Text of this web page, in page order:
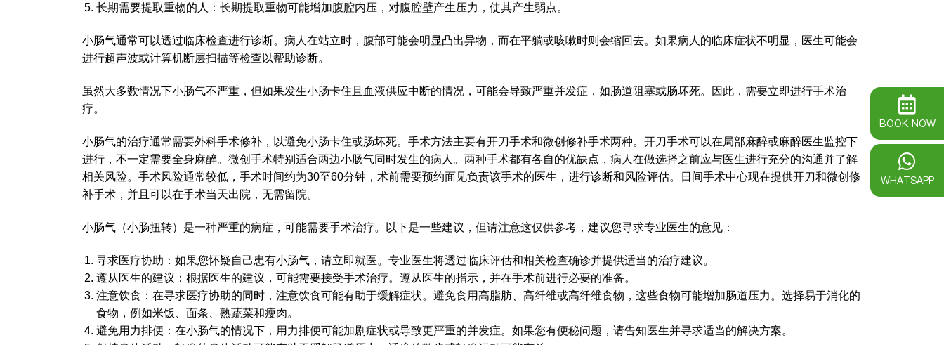
长期需要提取重物的人：长期提取重物可能增加腹腔内压，对腹腔壁产生压力，使其产生弱点。
小肠气通常可以透过临床检查进行诊断。病人在站立时，腹部可能会明显凸出异物，而在平躺或咳嗽时则会缩回去。如果病人的临床症状不明显，医生可能会
进行超声波或计算机断层扫描等检查以帮助诊断。
虽然大多数情况下小肠气不严重，但如果发生小肠卡住且血液供应中断的情况，可能会导致严重并发症，如肠道阻塞或肠坏死。因此，需要立即进行手术治
疗。
小肠气的治疗通常需要外科手术修补，以避免小肠卡住或肠坏死。手术方法主要有开刀手术和微创修补手术两种。开刀手术可以在局部麻醉或麻醉医生监控下
进行，不一定需要全身麻醉。微创手术特别适合两边小肠气同时发生的病人。两种手术都有各自的优缺点，病人在做选择之前应与医生进行充分的沟通并了解
相关风险。手术风险通常较低，手术时间约为30至60分钟，术前需要预约面见负责该手术的医生，进行诊断和风险评估。日间手术中心现在提供开刀和微创修
补手术，并且可以在手术当天出院，无需留院。
小肠气（小肠扭转）是一种严重的病症，可能需要手术治疗。以下是一些建议，但请注意这仅供参考，建议您寻求专业医生的意见：
寻求医疗协助：如果您怀疑自己患有小肠气，请立即就医。专业医生将透过临床评估和相关检查确诊并提供适当的治疗建议。
遵从医生的建议：根据医生的建议，可能需要接受手术治疗。遵从医生的指示，并在手术前进行必要的准备。
注意饮食：在寻求医疗协助的同时，注意饮食可能有助于缓解症状。避免食用高脂肪、高纤维或高纤维食物，这些食物可能增加肠道压力。选择易于消化的
食物，例如米饭、面条、熟蔬菜和瘦肉。
避免用力排便：在小肠气的情况下，用力排便可能加剧症状或导致更严重的并发症。如果您有便秘问题，请告知医生并寻求适当的解决方案。
BOOK NOW
WHATSAPP